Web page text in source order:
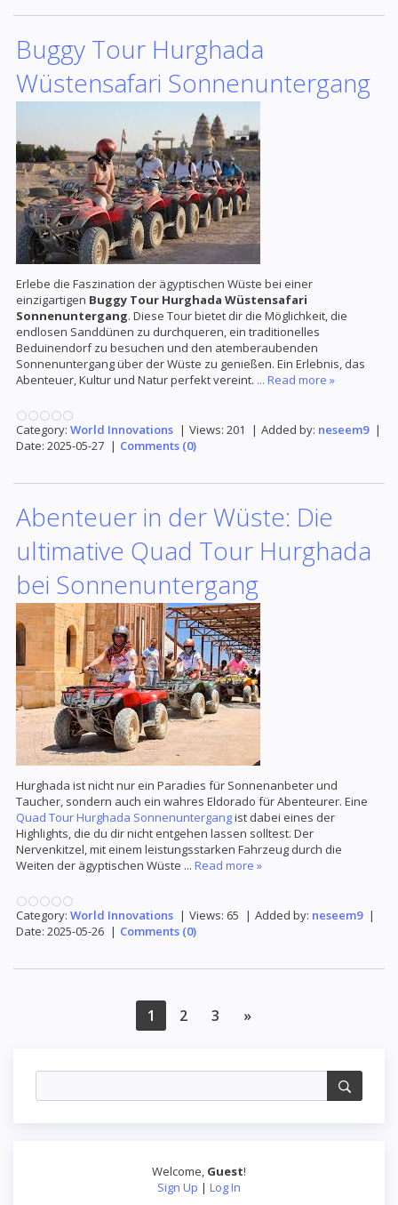
Welcome, Guest!
Sign Up | Log In
Buggy Tour Hurghada
Wüstensafari Sonnenuntergang
Erlebe die Faszination der ägyptischen Wüste bei einer
einzigartigen Buggy Tour Hurghada Wüstensafari
Sonnenuntergang. Diese Tour bietet dir die Möglichkeit, die
endlosen Sanddünen zu durchqueren, ein traditionelles
Beduinendorf zu besuchen und den atemberaubenden
Sonnenuntergang über der Wüste zu genießen. Ein Erlebnis, das
Abenteuer, Kultur und Natur perfekt vereint. ... Read more »
Category: World Innovations | Views: 201 | Added by: neseem9 |
Date: 2025-05-27 | Comments (0)
Abenteuer in der Wüste: Die
ultimative Quad Tour Hurghada
bei Sonnenuntergang
Hurghada ist nicht nur ein Paradies für Sonnenanbeter und
Taucher, sondern auch ein wahres Eldorado für Abenteurer. Eine
Quad Tour Hurghada Sonnenuntergangist dabei eines der
Highlights, die du dir nicht entgehen lassen solltest. Der
Nervenkitzel, mit einem leistungsstarken Fahrzeug durch die
Weiten der ägyptischen Wüste ... Read more »
Category: World Innovations | Views: 65 | Added by: neseem9 |
Date: 2025-05-26 | Comments (0)
1 2 3 »